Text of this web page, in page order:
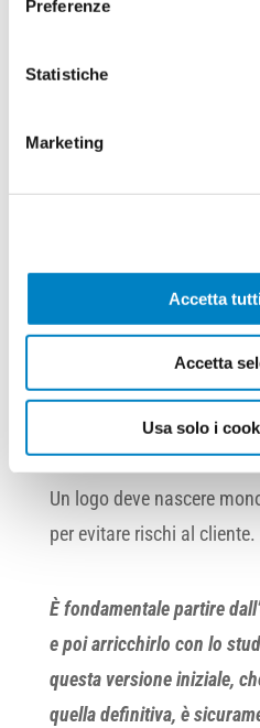
Preferenze
Statistiche
Marketing
Accetta
Accetta
Usa solo i
perché è nato a un colore
logo monocromatico per
Questa cosa la faccio per
clienti. Anche quando mi
stamparlo su dei camion
colori del mondo», in ogni
bidimensionale piatto
complicato partire da un
colori con sfumature o
Un logo deve nascere
per evitare rischi al cliente.
È fondamentale partire
e poi arricchirlo con lo
questa versione iniziale,
quella definitiva, è